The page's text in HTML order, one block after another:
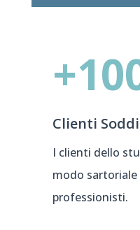
Clienti
I clienti dello
modo
professionisti.